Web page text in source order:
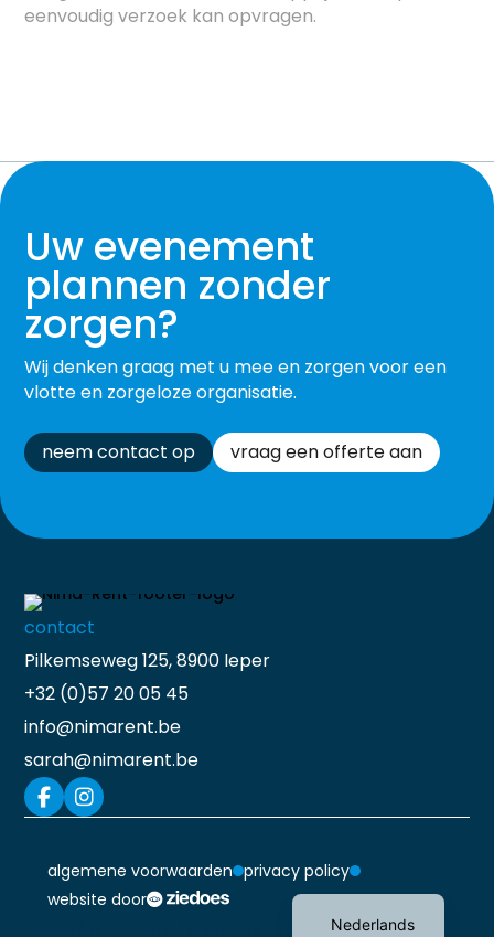
eenvoudig verzoek kan opvragen.
Uw evenement
plannen zonder
zorgen?
Wij denken graag met u mee en zorgen voor een
vlotte en zorgeloze organisatie.
neem contact op vraag een offerte aan
contact
Pilkemseweg 125, 8900 Ieper
+32 (0)57 20 05 45
info@nimarent.be
sarah@nimarent.be
algemene voorwaarden privacy policy
website door
Nederlands